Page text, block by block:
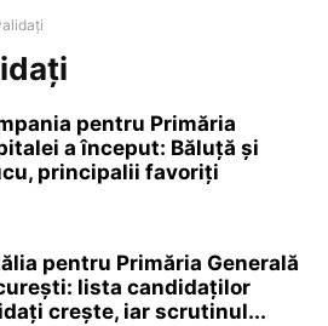
pentru Primăria
a început: Băluță și
principalii favoriți
pentru Primăria Generală
lista candidaților
crește, iar scrutinul...